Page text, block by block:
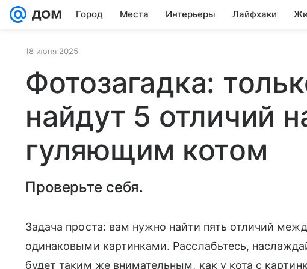
Город Места Интерьеры Лайфхаки
18 июня 2025
Фотозагадка:
найдут 5 отличий
гуляющим котом
Проверьте себя.
Задача проста: вам нужно найти пять отличий
одинаковыми картинками. Расслабьтесь,
будет таким же внимательным, как у кота с